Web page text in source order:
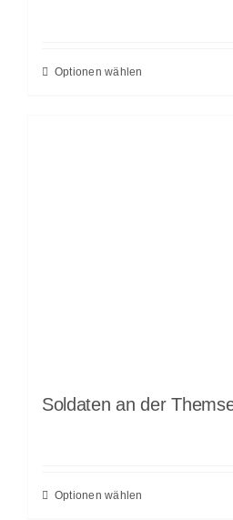
Optionen wählen
Soldaten an der
Optionen wählen